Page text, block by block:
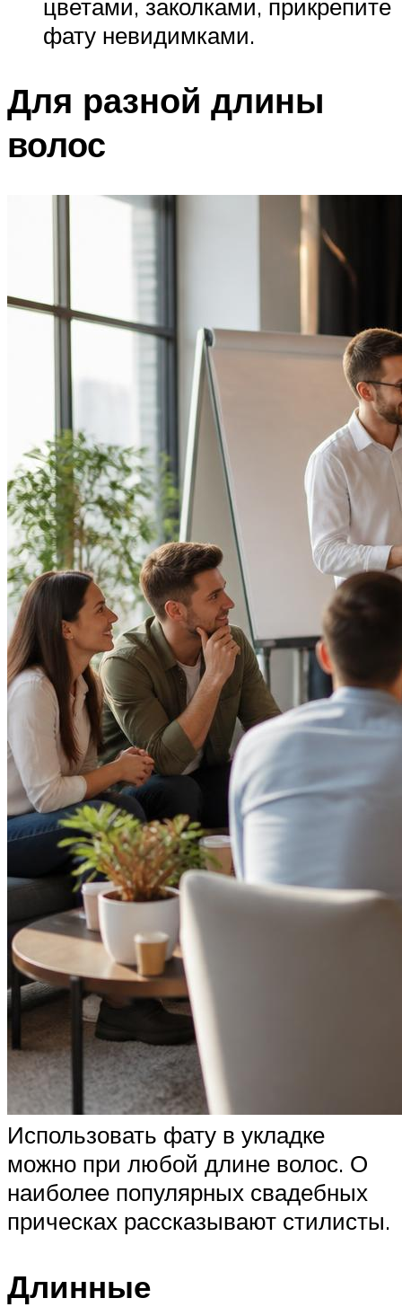
цветами, заколками, прикрепите
фату невидимками.
Для разной длины
волос
Использовать фату в укладке
можно при любой длине волос. О
наиболее популярных свадебных
прическах рассказывают стилисты.
Длинные